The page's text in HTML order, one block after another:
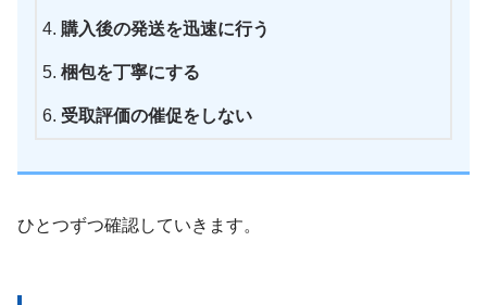
購入後の発送を迅速に行う
梱包を丁寧にする
受取評価の催促をしない
ひとつずつ確認していきます。